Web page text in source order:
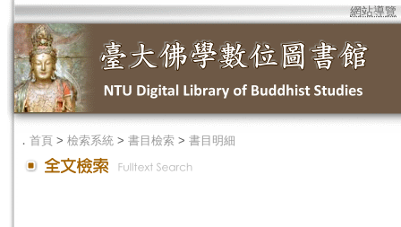
網站導覽
． 首頁 > 檢索系統 > 書目檢索 > 書目明細